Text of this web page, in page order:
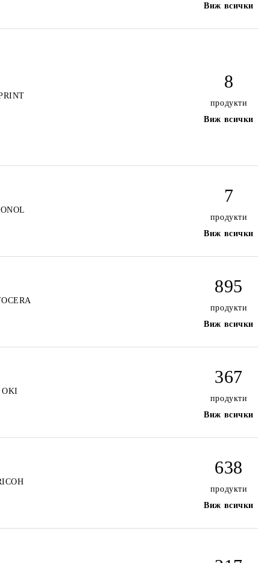
Виж всички
8
продукти
Виж всички
7
продукти
Виж всички
895
продукти
Виж всички
OKI
367
продукти
Виж всички
638
продукти
Виж всички